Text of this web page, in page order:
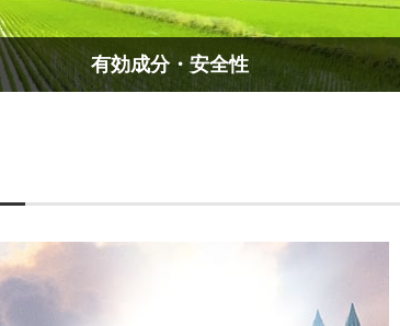
有効成分・安全性